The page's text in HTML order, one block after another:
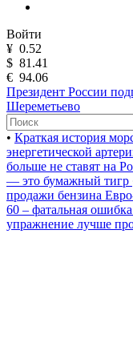
Войти
¥ 0.52
$ 81.41
€ 94.06
Президент России
Шереметьево
• Краткая история
энергетической
больше не ставят на
— это бумажный тигр
продажи бензина
60 – фатальная
упражнение лучше